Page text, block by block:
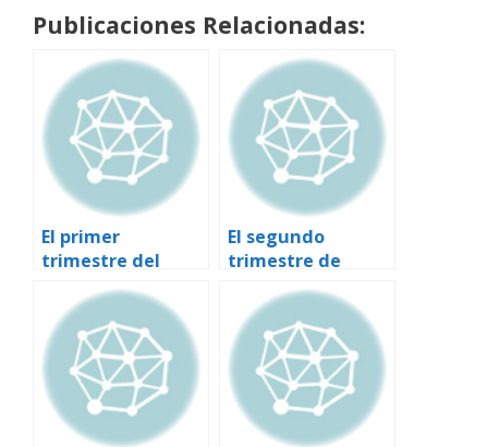
Publicaciones Relacionadas:
El primer
trimestre del
embarazo
El segundo
trimestre de
embarazo